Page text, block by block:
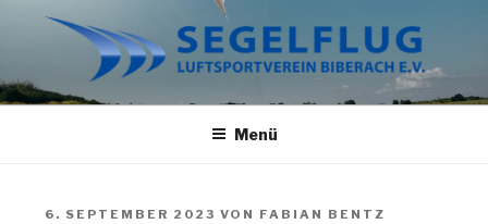
SEGELFLUG BIBERACH
Wir haben nur Fliegen im Kopf.
Menü
VERÖFFENTLICHT
6. SEPTEMBER 2023 VON FABIAN BENTZ